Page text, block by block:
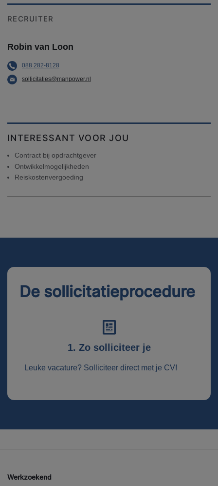
RECRUITER
Robin van Loon
088 282-8128
sollicitaties@manpower.nl
INTERESSANT VOOR JOU
Contract bij opdrachtgever
Ontwikkelmogelijkheden
Reiskostenvergoeding
De sollicitatieprocedure
1. Zo solliciteer je
Leuke vacature? Solliciteer direct met je CV!
Werkzoekend